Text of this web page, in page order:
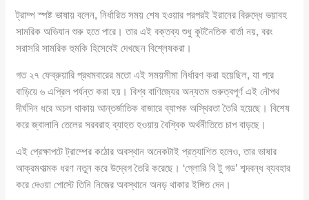
ট্রাম্প স্পষ্ট ভাষায় বলেন, নির্ধারিত সময় শেষ হওয়ার পরপরই ইরানের বিরুদ্ধে ভয়াবহ
সামরিক অভিযান শুরু হতে পারে। তার এই বক্তব্য শুধু কূটনৈতিক বার্তা নয়, বরং
সরাসরি সামরিক হুমকি হিসেবেই দেখছেন বিশ্লেষকরা।
গত ২৭ ফেব্রুয়ারি প্রথমবারের মতো এই সময়সীমা নির্ধারণ করা হয়েছিল, যা পরে
বাড়িয়ে ৬ এপ্রিল পর্যন্ত করা হয়। বিশ্ব বাণিজ্যের অন্যতম গুরুত্বপূর্ণ এই নৌপথ
দীর্ঘদিন ধরে অচল থাকায় আন্তর্জাতিক বাজারে ব্যাপক অস্থিরতা তৈরি হয়েছে। বিশেষ
করে জ্বালানি তেলের সরবরাহ ব্যাহত হওয়ায় বৈশ্বিক অর্থনীতিতে চাপ বাড়ছে।
এই প্রেক্ষাপটে ট্রাম্পের কঠোর অবস্থান অনেকটাই প্রত্যাশিত হলেও, তার ভাষার
আক্রমণাত্মক ধরণ নতুন করে উদ্বেগ তৈরি করেছে। ‘গ্লোরি বি টু গড’ শব্দবন্ধ ব্যবহার
করে দেওয়া পোস্টে তিনি নিজের অবস্থানে অনড় থাকার ইঙ্গিত দেন।